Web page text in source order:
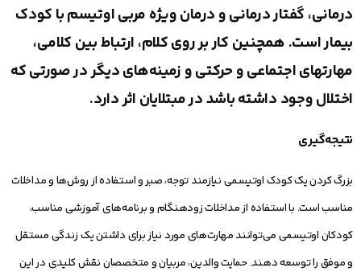
درمانی، گفتار درمانی و درمان ویژه مربی اوتیسم با کودک
بیمار است. همچنین کار بر روی کلام، ارتباط بین کلامی،
مهارتهای اجتماعی و حرکتی و زمینه‌های دیگر در صورتی که
اختلال وجود داشته باشد در مبتلایان اثر دارد.
نتیجه‌گیری
بزرگ کردن یک کودک اوتیسمی نیازمند توجه، صبر و استفاده از روش‌ها و مداخلات
مناسب است. با استفاده از مداخلات زودهنگام و برنامه‌های آموزشی مناسب،
کودکان اوتیسمی می‌توانند مهارت‌های مورد نیاز برای داشتن یک زندگی مستقل
و موفق را توسعه دهند. حمایت والدین، مربیان و متخصصان نقش کلیدی در این